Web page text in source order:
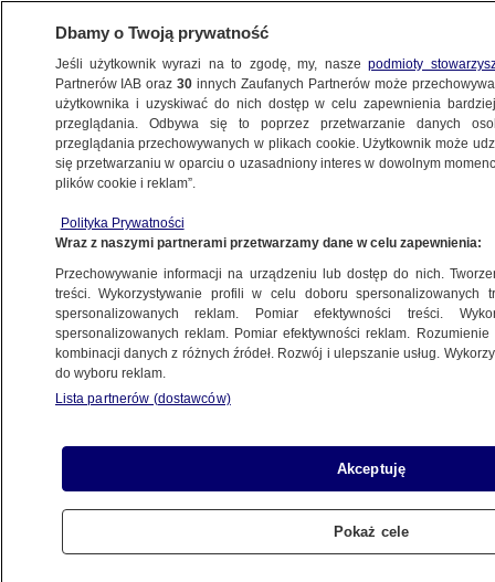
BIZNES
DLA FIRM
13.11.2024, 18:41
Udostępnij
Dbamy o Twoją prywatność
Jeśli użytkownik wyrazi na to zgodę, my, naszepodmioty
Partnerów IAB oraz30 innych Zaufanych Partnerów może
użytkownika i uzyskiwać do nich dostęp w celu zapewnienia
przeglądania. Odbywa się to poprzez przetwarzanie danych
przeglądania przechowywanych w plikach cookie. Użytkownik może
się przetwarzaniu w oparciu o uzasadniony interes w dowolnym
plików cookie i reklam”.
Polityka Prywatności
Wraz z naszymi partnerami przetwarzamy dane w celu zapewnienia:
Przechowywanie informacji na urządzeniu lub dostęp do nich.
treści. Wykorzystywanie profili w celu doboru spersonalizowanych
spersonalizowanych reklam. Pomiar efektywności treści.
spersonalizowanych reklam. Pomiar efektywności reklam.
kombinacji danych z różnych źródeł. Rozwój i ulepszanie usług.
do wyboru reklam.
Lista partnerów (dostawców)
Akceptuję
Pokaż cele